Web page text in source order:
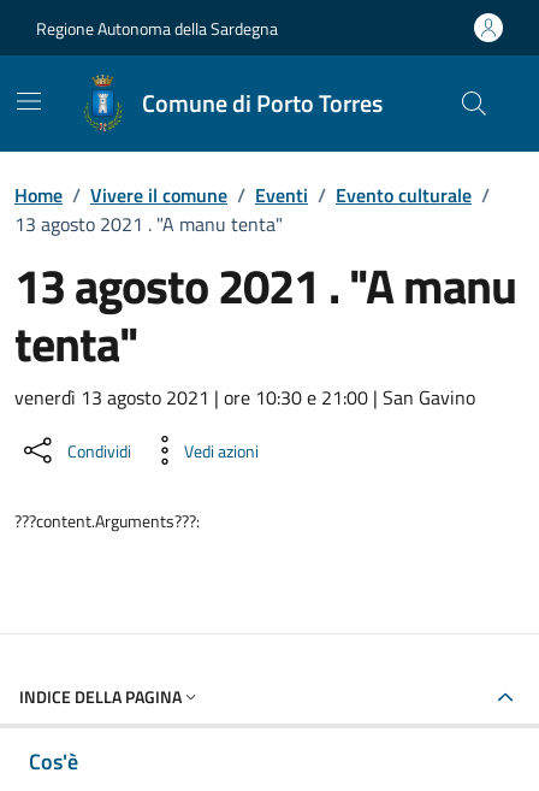
Regione Autonoma della Sardegna
Comune di Porto Torres
Home / Vivere il comune / Eventi / Evento culturale /
13 agosto 2021 . "A manu tenta"
13 agosto 2021 . "A manu
tenta"
Dettaglio dell'evento
venerdì 13 agosto 2021 | ore 10:30 e 21:00 | San Gavino
Condividi Vedi azioni
???content.Arguments???:
INDICE DELLA PAGINA
Cos'è